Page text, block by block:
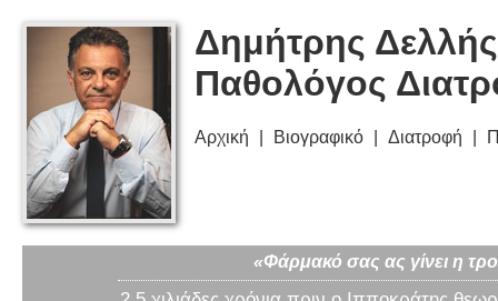
Δημήτρης
Παθολόγος
Αρχική Βιογραφικό Διατροφή
«Φάρμακό σας ας γίνει η